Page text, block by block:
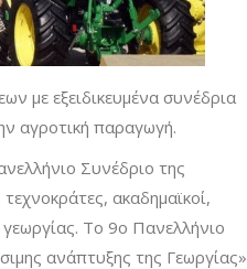
με εξειδικευμένα συνέδρια
αγροτική παραγωγή.
Συνέδριο της
ακαδημαϊκοί,
Το 9ο Πανελλήνιο
ανάπτυξης της Γεωργίας»